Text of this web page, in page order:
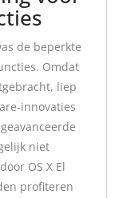
de beperkte
Omdat
liep
innovaties
niet
OS X El
profiteren